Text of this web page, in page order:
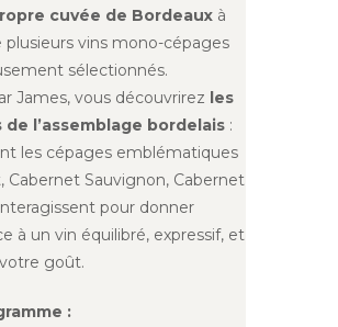
cuvée de Bordeaux à
plusieurs vins mono-cépages
sélectionnés.
James, vous découvrirez les
de l’assemblage bordelais :
les cépages emblématiques
Cabernet Sauvignon, Cabernet
pour donner
à un vin équilibré, expressif, et
goût.
: